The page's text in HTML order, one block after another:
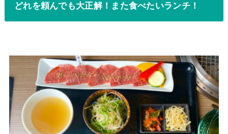
どれを頼んでも大正解！また食べたいランチ！